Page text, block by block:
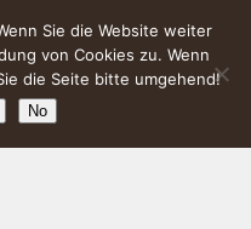
Sie die Website weiter
von Cookies zu. Wenn
die Seite bitte umgehend!
No